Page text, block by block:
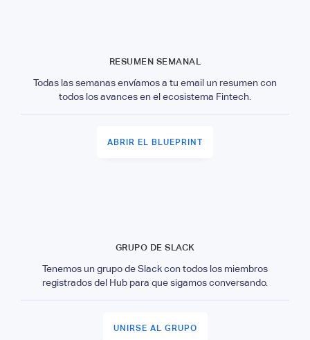
RESUMEN SEMANAL
Todas las semanas envíamos a tu email un resumen con
todos los avances en el ecosistema Fintech.
ABRIR EL BLUEPRINT
GRUPO DE SLACK
Tenemos un grupo de Slack con todos los miembros
registrados del Hub para que sigamos conversando.
UNIRSE AL GRUPO